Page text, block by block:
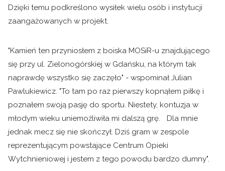
Dzięki temu podkreślono wysiłek wielu osób i instytucji
zaangażowanych w projekt.
"Kamień ten przyniosłem z boiska MOSiR-u znajdującego
się przy ul. Zielonogórskiej w Gdańsku, na którym tak
naprawdę wszystko się zaczęło" - wspominał Julian
Pawlukiewicz. "To tam po raz pierwszy kopnąłem piłkę i
poznałem swoją pasję do sportu. Niestety, kontuzja w
młodym wieku uniemożliwiła mi dalszą grę. Dla mnie
jednak mecz się nie skończył. Dziś gram w zespole
reprezentującym powstające Centrum Opieki
Wytchnieniowej i jestem z tego powodu bardzo dumny".